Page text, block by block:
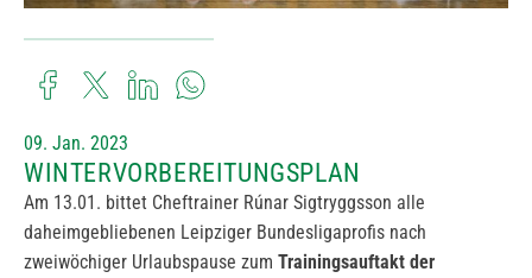
09. Jan. 2023
WINTERVORBEREITUNGSPLAN
Am 13.01. bittet Cheftrainer Rúnar Sigtryggsson alle
daheimgebliebenen Leipziger Bundesligaprofis nach
zweiwöchiger Urlaubspause zum Trainingsauftakt der